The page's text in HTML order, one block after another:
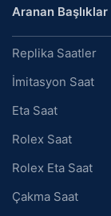
Aranan Başlıklar
Replika Saatler
İmitasyon Saat
Eta Saat
Rolex Saat
Rolex Eta Saat
Çakma Saat